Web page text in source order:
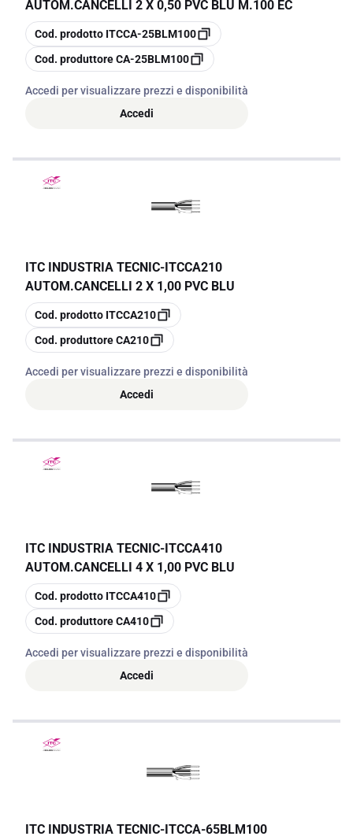
AUTOM.CANCELLI 2 X 0,50 PVC BLU M.100 EC
copia
Cod. prodotto ITCCA-25BLM100
copia
Cod. produttoreCA-25BLM100
Accedi per visualizzare prezzi e disponibilità
Accedi
ITC INDUSTRIA TECNIC-ITCCA210
AUTOM.CANCELLI 2 X 1,00 PVC BLU
copia
Cod. prodotto ITCCA210
copia
Cod. produttoreCA210
Accedi per visualizzare prezzi e disponibilità
Accedi
ITC INDUSTRIA TECNIC-ITCCA410
AUTOM.CANCELLI 4 X 1,00 PVC BLU
copia
Cod. prodotto ITCCA410
copia
Cod. produttoreCA410
Accedi per visualizzare prezzi e disponibilità
Accedi
ITC INDUSTRIA TECNIC-ITCCA-65BLM100